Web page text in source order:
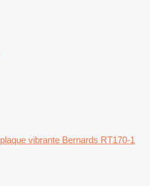
plaque vibrante Bernards RT170-1